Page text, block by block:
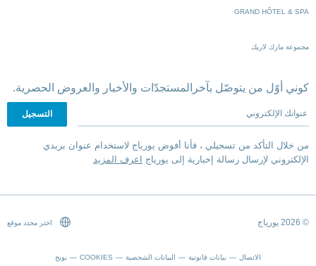
GRAND HÔTEL & SPA
مجموعة مارك لاريك
كوني أوّل من يتوصّل بآخرالمستجدّات والأخبار والعروض الحصرية.
عنوانك الإلكتروني
من خلال التأكد من تسجيلي ، فأنا أفوض يورياج لاستخدام عنوان بريدي
الإلكتروني لإرسال رسالة إخبارية إلى يورياج
اعرف المزيد
© 2026 يورياج
الاتصال بيانات قانونية البيانات الشخصية COOKIES بويج
اختر محدد موقع